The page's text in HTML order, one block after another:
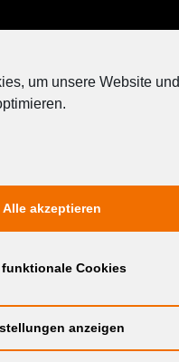
gefunden"]
MEDIADATEN
um unsere Website und
Alle akzeptieren
funktionale Cookies
anzeigen